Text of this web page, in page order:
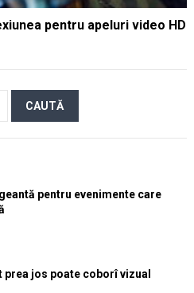
pentru apeluri video HD
pentru evenimente care
prea jos poate coborî vizual